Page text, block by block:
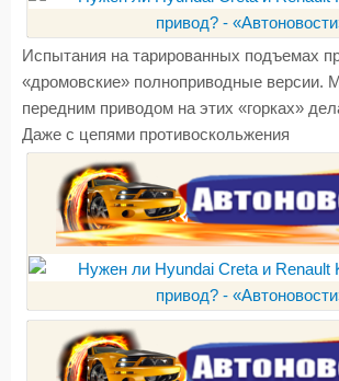
Испытания на тарированных подъемах
«дромовские» полноприводные версии.
передним приводом на этих «горках»
Даже с цепями противоскольжения